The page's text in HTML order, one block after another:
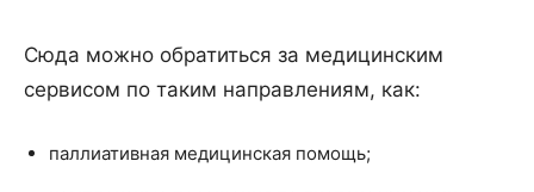
Сюда можно обратиться за медицинским
сервисом по таким направлениям, как:
паллиативная медицинская помощь;